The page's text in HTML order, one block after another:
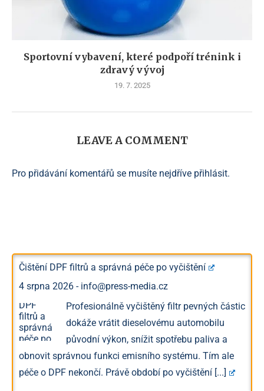
Sportovní vybavení, které podpoří trénink i
zdravý vývoj
19. 7. 2025
LEAVE A COMMENT
Pro přidávání komentářů se musíte nejdříve přihlásit.
Čištění DPF filtrů a správná péče po vyčištění
4 srpna 2026 - info@press-media.cz
Profesionálně vyčištěný filtr pevných částic
dokáže vrátit dieselovému automobilu
původní výkon, snížit spotřebu paliva a
obnovit správnou funkci emisního systému. Tím ale
péče o DPF nekončí. Právě období po vyčištění [...]